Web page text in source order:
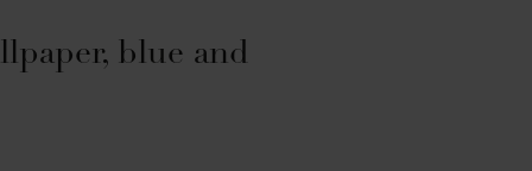
blue and